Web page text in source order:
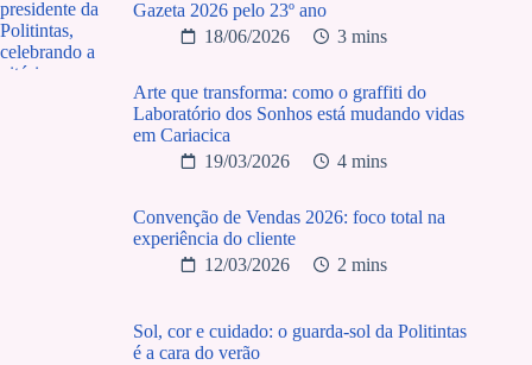
Gazeta 2026 pelo 23º ano
18/06/2026
3 mins
Arte que transforma: como o graffiti do
Laboratório dos Sonhos está mudando vidas
em Cariacica
19/03/2026
4 mins
Convenção de Vendas 2026: foco total na
experiência do cliente
12/03/2026
2 mins
Sol, cor e cuidado: o guarda-sol da Politintas
é a cara do verão